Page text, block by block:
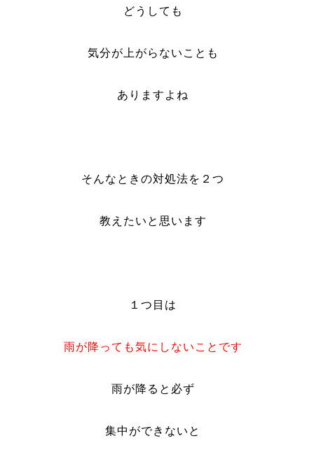
どうしても
気分が上がらないことも
ありますよね
そんなときの対処法を２つ
教えたいと思います
１つ目は
雨が降っても気にしないことです
雨が降ると必ず
集中ができないと